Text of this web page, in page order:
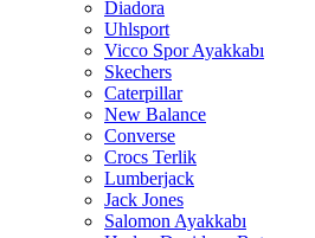
Diadora
Uhlsport
Vicco Spor Ayakkabı
Skechers
Caterpillar
New Balance
Converse
Crocs Terlik
Lumberjack
Jack Jones
Salomon Ayakkabı